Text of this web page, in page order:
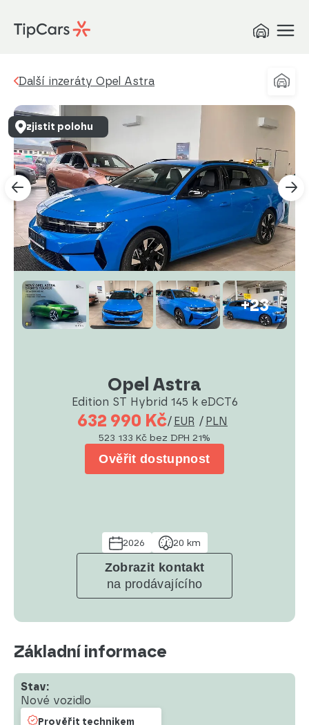
Další inzeráty Opel Astra
+23
Opel Astra
Edition ST Hybrid 145 k eDCT6
632 990 Kč/ EUR / PLN
523 133 Kč bez DPH 21%
Ověřit dostupnost
2026 20 km
Zobrazit kontakt
na prodávajícího
zjistit polohu
Základní informace
Stav:
Nové vozidlo
Prověřit technikem